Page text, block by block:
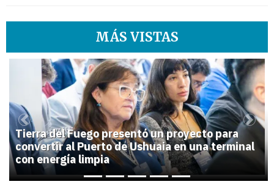
MÁS VISTAS
1
Tierra del Fuego presentó un proyecto para
convertir al Puerto de Ushuaia en una terminal
con energía limpia
Previous Next